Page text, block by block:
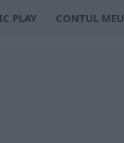
PLAY CONTUL MEU